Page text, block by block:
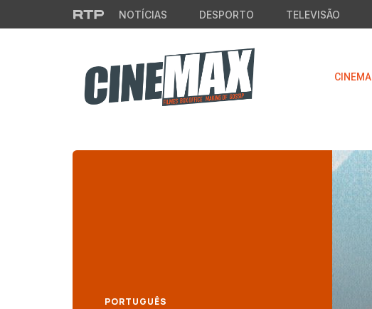
Saltar para o conteúdo principal
NOTÍCIAS DESPORTO TELEVISÃO
CINEMA
PORTUGUÊS